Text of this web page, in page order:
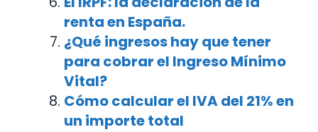
renta en España.
¿Qué ingresos hay que tener
para cobrar el Ingreso Mínimo
Vital?
Cómo calcular el IVA del 21% en
un importe total